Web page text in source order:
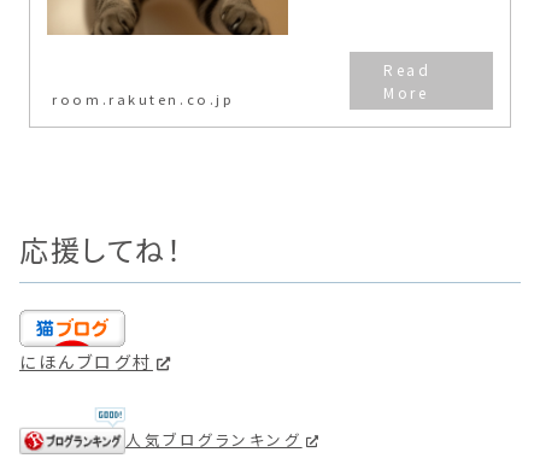
room.rakuten.co.jp
応援してね！
にほんブログ村
人気ブログランキング